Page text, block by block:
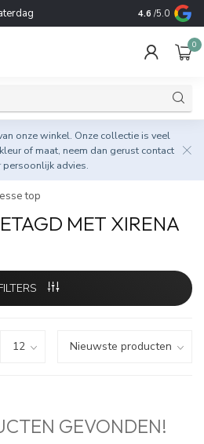
Duurzame &
4.6 /5.0
0
onze winkel. Onze collectie is veel
of maat, neem dan gerust contact
advies.
top
MET XIRENA
GEVONDEN!